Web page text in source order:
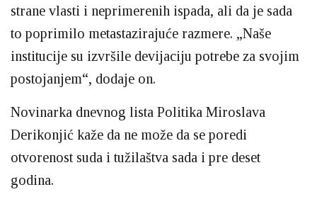
strane vlasti i neprimerenih ispada, ali da je sada
to poprimilo metastazirajuće razmere. „Naše
institucije su izvršile devijaciju potrebe za svojim
postojanjem“, dodaje on.
Novinarka dnevnog lista Politika Miroslava
Derikonjić kaže da ne može da se poredi
otvorenost suda i tužilaštva sada i pre deset
godina.